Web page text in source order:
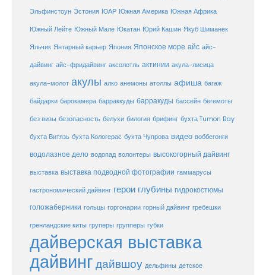
Эльфинстоун Эстония ЮАР Южная Америка Южная Африка
Южный Лейте Южный Мале Юкатан Юрий Кашин Якуб Шиманек
Яльчик Янтарный карьер Япония Японское море айс айс-
дайвинг айс-фридайвинг аксолотль актинии акула-лисица
акула-молот акулы алко анемоны атоллы афиша багаж
байдарки барокамера барраккуды барракуды бассейн бегемоты
без визы безопасность белухи билогия брифинг бухта Tumon Bay
бухта Витязь бухта Кологерас бухта Чупрова видео воббегонги
водолазное дело водопад волонтеры высокогорный дайвинг
выставка выставка подводной фотографии гаммарусы
гастрономический дайвинг герои глубины гидрокостюмы
голожаберники гольцы горгонарии горный дайвинг гребешки
гренландские киты груперы групперы губки
дайверская выставка
дайвингдайвшоу дельфины детское